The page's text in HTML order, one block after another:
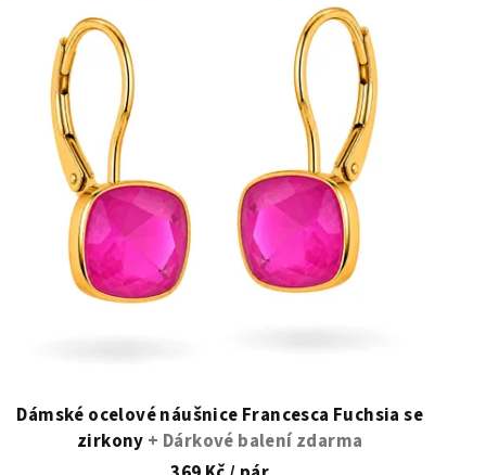
Dámské ocelové náušnice Francesca Fuchsia se
zirkony + Dárkové balení zdarma